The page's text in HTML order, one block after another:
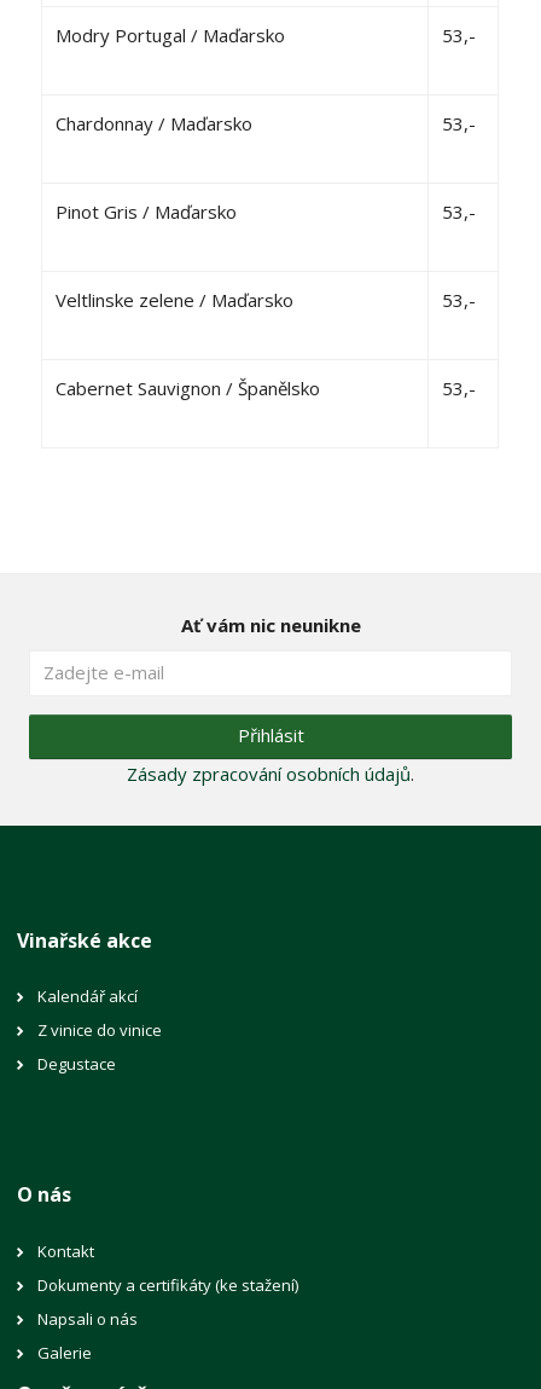
Modry Portugal / Maďarsko 53,-
Chardonnay / Maďarsko 53,-
Pinot Gris / Maďarsko 53,-
Veltlinske zelene / Maďarsko 53,-
Cabernet Sauvignon / Španělsko 53,-
Ať vám nic neunikne
Přihlásit
Zásady zpracování osobních údajů.
Vinařské akce
Kalendář akcí
Z vinice do vinice
Degustace
O nás
Kontakt
Dokumenty a certifikáty (ke stažení)
Napsali o nás
Galerie